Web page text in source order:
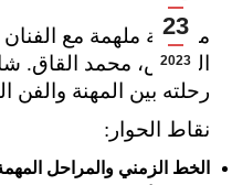
23
2023
مناقشة ملهمة مع
القصص، محمد القاق.
رحلته بين المهنة والفن
نقاط الحوار:
الخط الزمني والمراحل